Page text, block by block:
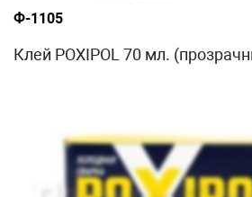
Ф-1105
Клей POXIPOL 70 мл.